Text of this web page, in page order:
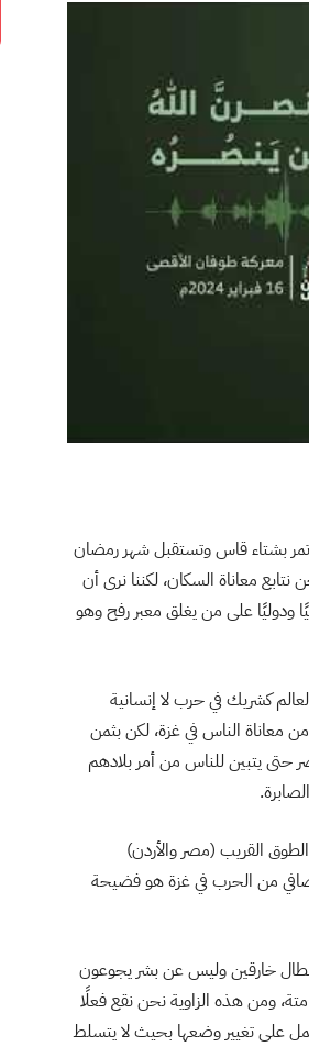
تمر بشتاء قاس وتستقبل شهر رمضان
معاناة السكان، لكننا نرى أن
ودوليًا على من يغلق معبر رفح وهو
كشريك في حرب لا إنسانية
معاناة الناس في غزة، لكن بثمن
يتبين للناس من أمر بلادهم
القريب (مصر والأردن)
من الحرب في غزة هو فضيحة
خارقين وليس عن بشر يجوعون
ومن هذه الزاوية نحن نقع فعلًا
على تغيير وضعها بحيث لا يتسلط